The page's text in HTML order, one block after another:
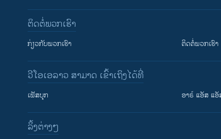
ຕິດຕາມພວກເຮົາ ທີ່
ຕິດຕໍ່ພວກເຮົາ
ກ່ຽວກັບພວກເຮົາ ຕິດຕໍ່ພວກເຮົາ
ວີໂອເອລາວ ສາມາດ ເຂົ້າເຖິງໄດ້ທີ່
ເຟັສບຸກ ອາຣ໌ ແອັສ ແ
​ລິ້ງ​ຕ່າງໆ